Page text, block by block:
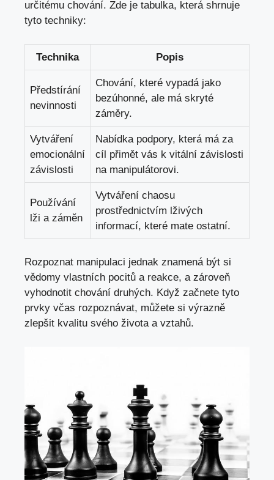
určitému chování. Zde je tabulka, která shrnuje
tyto techniky:
Technika Popis
Předstírání
nevinnosti
Chování, které vypadá jako
bezúhonné, ale má skryté
záměry.
Vytváření
emocionální
závislosti
Nabídka podpory, která má za
cíl přimět vás k vitální závislosti
na manipulátorovi.
Používání
lži a záměn
Vytváření chaosu
prostřednictvím lživých
informací, které mate ostatní.
Rozpoznat manipulaci jednak znamená být si
vědomy vlastních pocitů a reakce, a zároveň
vyhodnotit chování druhých. Když začnete tyto
prvky včas rozpoznávat, můžete si výrazně
zlepšit kvalitu svého života a vztahů.